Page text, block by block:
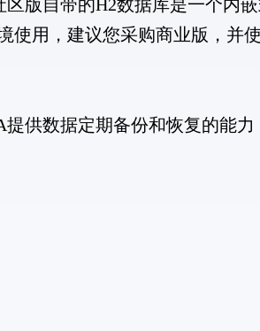
区版自带的H2数据库是一个内
使用，建议您采购商业版，并
提供数据定期备份和恢复的能